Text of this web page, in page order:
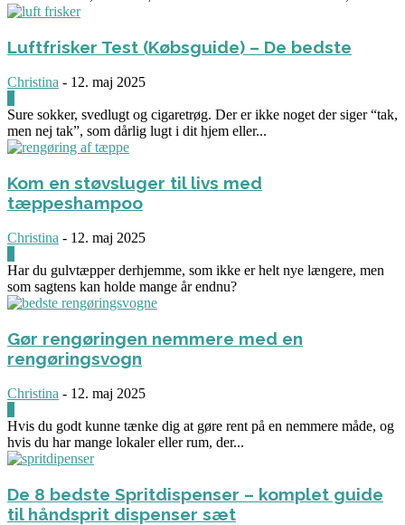
Luftfrisker Test (Købsguide) – De bedste
Christina - 12. maj 2025
Sure sokker, svedlugt og cigaretrøg. Der er ikke noget der siger “tak,
men nej tak”, som dårlig lugt i dit hjem eller...
Kom en støvsluger til livs med
tæppeshampoo
Christina - 12. maj 2025
Har du gulvtæpper derhjemme, som ikke er helt nye længere, men
som sagtens kan holde mange år endnu?
Gør rengøringen nemmere med en
rengøringsvogn
Christina - 12. maj 2025
Hvis du godt kunne tænke dig at gøre rent på en nemmere måde, og
hvis du har mange lokaler eller rum, der...
De 8 bedste Spritdispenser – komplet guide
til håndsprit dispenser sæt